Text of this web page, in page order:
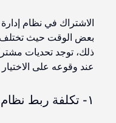
الاشتراك في نظام
بعض الوقت حيث
ذلك، توجد تحديات
عند وقوعه على
١- تكلفة ربط نظام إدارة علاقات العملاء